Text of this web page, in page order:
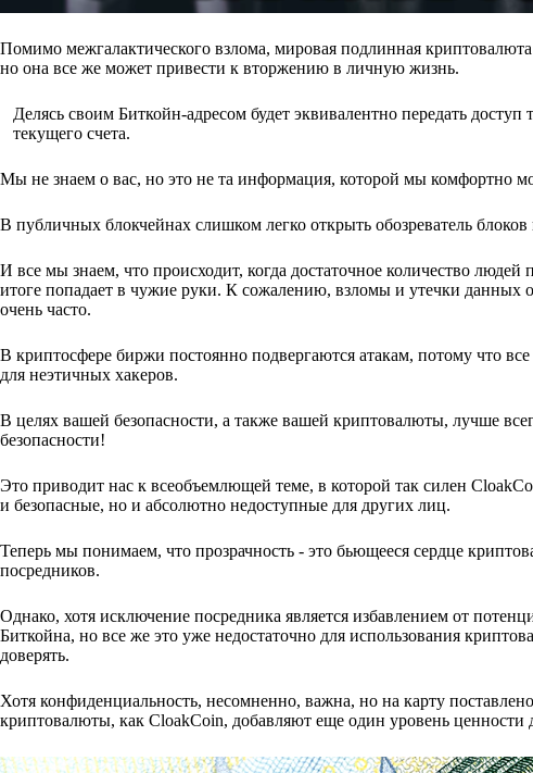
Помимо межгалактического взлома, мировая подлинная
но она все же может привести к вторжению в личную жизнь.
Делясь своим Биткойн-адресом будет эквивалентно передать
текущего счета.
Мы не знаем о вас, но это не та информация, которой мы комфортно
В публичных блокчейнах слишком легко открыть обозреватель
И все мы знаем, что происходит, когда достаточное количество
итоге попадает в чужие руки. К сожалению, взломы и утечки данных
очень часто.
В криптосфере биржи постоянно подвергаются атакам, потому что
для неэтичных хакеров.
В целях вашей безопасности, а также вашей криптовалюты, лучше
безопасности!
Это приводит нас к всеобъемлющей теме, в которой так силен
и безопасные, но и абсолютно недоступные для других лиц.
Теперь мы понимаем, что прозрачность - это бьющееся сердце
посредников.
Однако, хотя исключение посредника является избавлением от
Биткойна, но все же это уже недостаточно для использования
доверять.
Хотя конфиденциальность, несомненно, важна, но на карту
криптовалюты, как CloakCoin, добавляют еще один уровень ценности